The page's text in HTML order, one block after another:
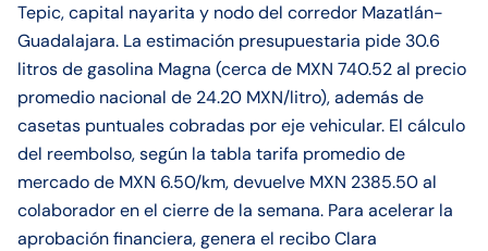
Tepic, capital nayarita y nodo del corredor Mazatlán-
Guadalajara. La estimación presupuestaria pide 30.6
litros de gasolina Magna (cerca de MXN 740.52 al precio
promedio nacional de 24.20 MXN/litro), además de
casetas puntuales cobradas por eje vehicular. El cálculo
del reembolso, según la tabla tarifa promedio de
mercado de MXN 6.50/km, devuelve MXN 2385.50 al
colaborador en el cierre de la semana. Para acelerar la
aprobación financiera, genera el recibo Clara